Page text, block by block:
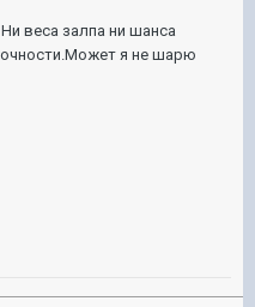
веса залпа ни шанса
я не шарю